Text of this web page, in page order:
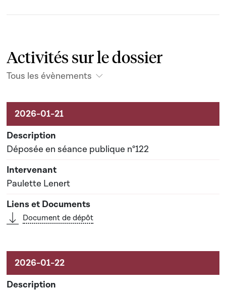
Activités sur le dossier
Tous les évènements
Activités sur le dossier
Déposée en séance publique n°122
Paulette Lenert
Document de dépôt